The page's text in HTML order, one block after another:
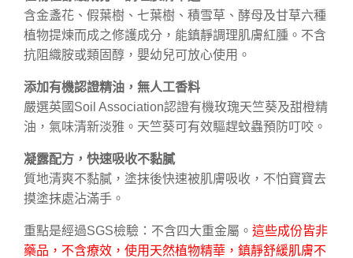
含金盞花、假葉樹、七葉樹、積雪草、酵母及甘草六種
植物提煉而成之修護成分，能鎮靜調理肌膚紅腫。不含
抗阻織胺或類固醇，嬰幼兒可放心使用。
添加有機認證精油，無人工香料
嚴選英國Soil Association認證有機玫瑰天竺葵及甜橙精
油，氣味清新淡雅。天竺葵可有效驅趕蚊蟲預防叮咬。
凝露配方，快速吸收不黏膩
質地清爽不黏膩，塗抹後快速被肌膚吸收，不怕寶寶去
摸塗抹處沾滿手。
重點是經過SGS檢驗：不含四大重金屬。 這些成份皆非
藥品，不含療效，使用天然植物精華，鎮靜舒緩肌膚不